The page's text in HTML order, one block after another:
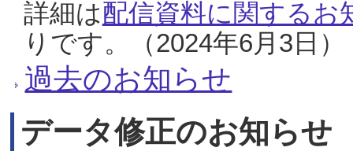
詳細は配信資料に関するお
りです。（2024年6月3日）
過去のお知らせ
データ修正のお知らせ